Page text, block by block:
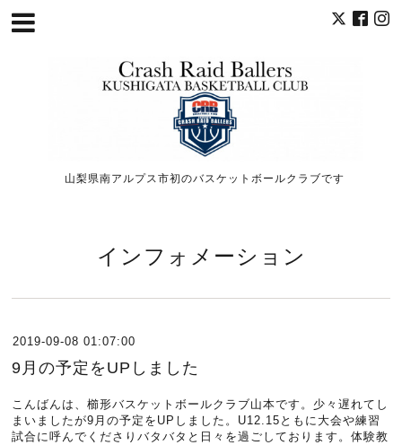
山梨県南アルプス市初のバスケットボールクラブです
インフォメーション
2019-09-08 01:07:00
9月の予定をUPしました
こんばんは、櫛形バスケットボールクラブ山本です。少々遅れてし
まいましたが9月の予定をUPしました。U12.15ともに大会や練習
試合に呼んでくださりバタバタと日々を過ごしております。体験教